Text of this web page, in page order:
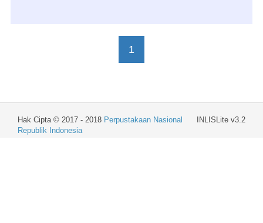
1
INLISLite v3.2
Hak Cipta © 2017 - 2018 Perpustakaan Nasional
Republik Indonesia